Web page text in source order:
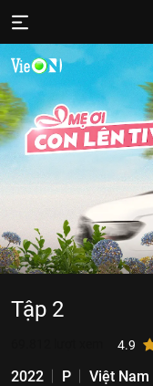
Tập 2
4.9
2022 P Việt Nam